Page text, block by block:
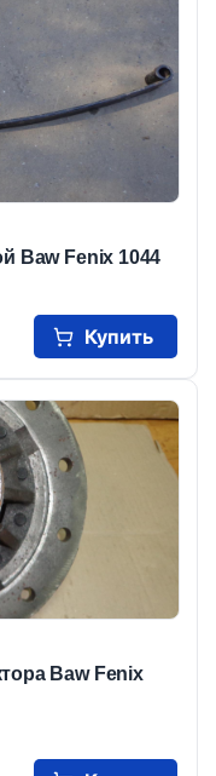
Baw Fenix 1044
Купить
Baw Fenix